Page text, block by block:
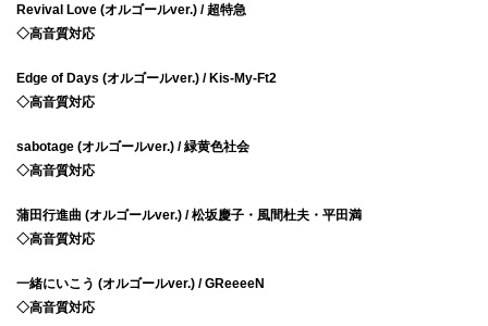
Revival Love (オルゴールver.) / 超特急
◇高音質対応
Edge of Days (オルゴールver.) / Kis-My-Ft2
◇高音質対応
sabotage (オルゴールver.) / 緑黄色社会
◇高音質対応
蒲田行進曲 (オルゴールver.) / 松坂慶子・風間杜夫・平田満
◇高音質対応
一緒にいこう (オルゴールver.) / GReeeeN
◇高音質対応